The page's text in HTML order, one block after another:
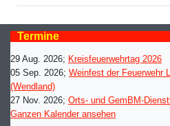
Termine
29 Aug. 2026; Kreisfeuerwehrtag 2026
05 Sep. 2026; Weinfest der Feuerwehr
(Wendland)
27 Nov. 2026; Orts- und GemBM-
Ganzen Kalender ansehen